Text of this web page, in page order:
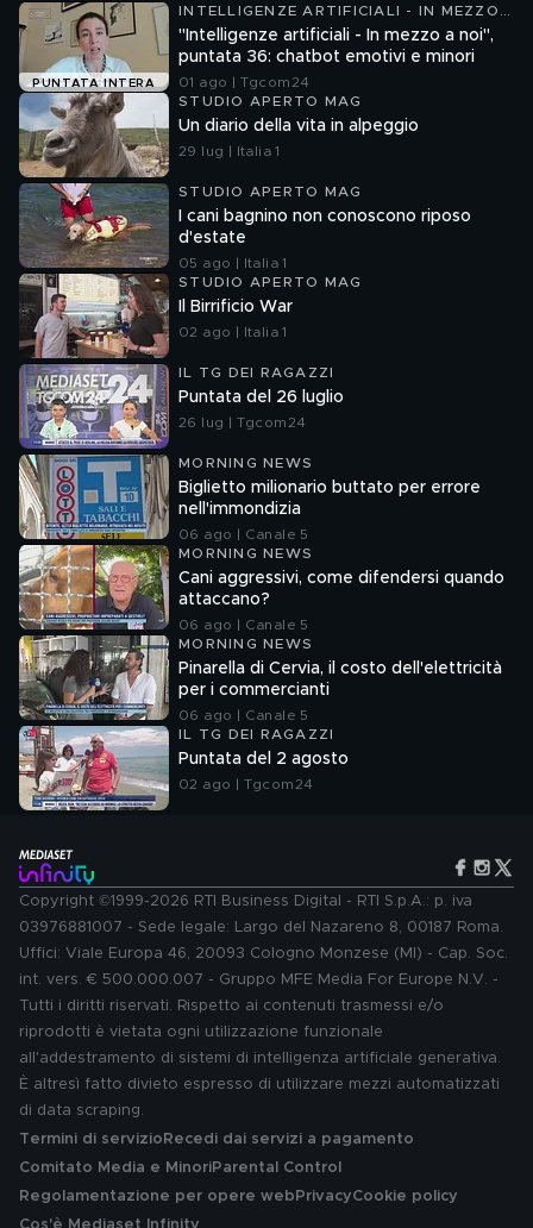
PUNTATA INTERA
INTELLIGENZE ARTIFICIALI - IN MEZZO
A NOI
"Intelligenze artificiali - In mezzo a noi",
puntata 36: chatbot emotivi e minori
01 ago | Tgcom24
STUDIO APERTO MAG
Un diario della vita in alpeggio
29 lug | Italia 1
STUDIO APERTO MAG
I cani bagnino non conoscono riposo
d'estate
05 ago | Italia 1
STUDIO APERTO MAG
Il Birrificio War
02 ago | Italia 1
IL TG DEI RAGAZZI
Puntata del 26 luglio
26 lug | Tgcom24
MORNING NEWS
Biglietto milionario buttato per errore
nell'immondizia
06 ago | Canale 5
MORNING NEWS
Cani aggressivi, come difendersi quando
attaccano?
06 ago | Canale 5
MORNING NEWS
Pinarella di Cervia, il costo dell'elettricità
per i commercianti
06 ago | Canale 5
IL TG DEI RAGAZZI
Puntata del 2 agosto
02 ago | Tgcom24
Copyright ©1999-2026 RTI Business Digital - RTI S.p.A.: p. iva
03976881007 - Sede legale: Largo del Nazareno 8, 00187 Roma.
Uffici: Viale Europa 46, 20093 Cologno Monzese (MI) - Cap. Soc.
int. vers. € 500.000.007 - Gruppo MFE Media For Europe N.V. -
Tutti i diritti riservati. Rispetto ai contenuti trasmessi e/o
riprodotti è vietata ogni utilizzazione funzionale
all'addestramento di sistemi di intelligenza artificiale generativa.
È altresì fatto divieto espresso di utilizzare mezzi automatizzati
di data scraping.
Termini di servizio Recedi dai servizi a pagamento
Comitato Media e MinoriParental Control
Regolamentazione per opere web PrivacyCookie policy